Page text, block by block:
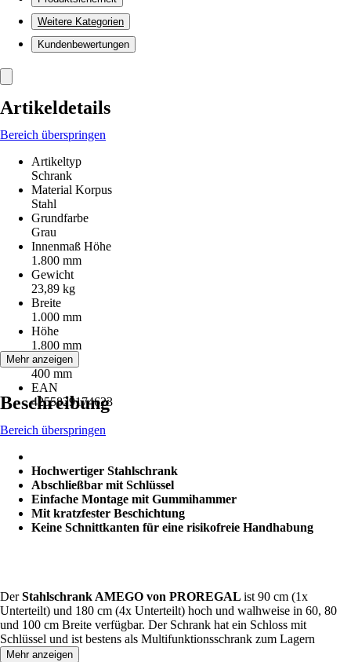
Weitere Kategorien
Kundenbewertungen
Artikeldetails
Bereich überspringen
Artikeltyp
Schrank
Material Korpus
Stahl
Grundfarbe
Grau
Innenmaß Höhe
1.800 mm
Gewicht
23,89 kg
Breite
1.000 mm
Höhe
1.800 mm
Tiefe
400 mm
EAN
4255829174623
Mehr anzeigen
Beschreibung
Bereich überspringen
Hochwertiger Stahlschrank
Abschließbar mit Schlüssel
Einfache Montage mit Gummihammer
Mit kratzfester Beschichtung
Keine Schnittkanten für eine risikofreie Handhabung
DerStahlschrank AMEGO von PROREGAL ist 90 cm (1x
Unterteilt) und 180 cm (4x Unterteilt) hoch und walhweise in 60, 80
und 100 cm Breite verfügbar. Der Schrank hat ein Schloss mit
Schlüssel und ist bestens als Multifunktionsschrank zum Lagern
geeignet.
Mehr anzeigen